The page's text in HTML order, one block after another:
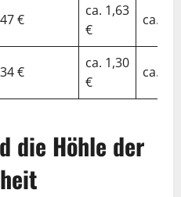
€
ca. 1,63
€
ca. 38
€
ca. 1,30
€
ca. 50
die Höhle der